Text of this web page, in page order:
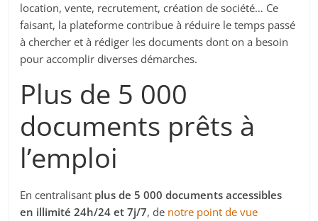
location, vente, recrutement, création de société… Ce
faisant, la plateforme contribue à réduire le temps passé
à chercher et à rédiger les documents dont on a besoin
pour accomplir diverses démarches.
Plus de 5 000
documents prêts à
l’emploi
En centralisant plus de 5 000 documents accessibles
en illimité 24h/24 et 7j/7, de notre point de vue